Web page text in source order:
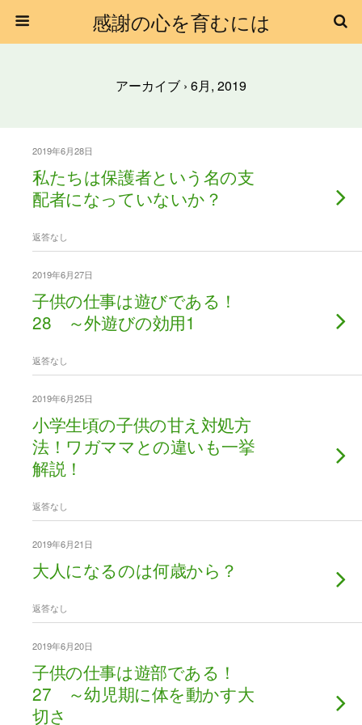
感謝の心を育むには
アーカイブ › 6月, 2019
2019年6月28日
私たちは保護者という名の支
配者になっていないか？
返答なし
2019年6月27日
子供の仕事は遊びである！
28 ～外遊びの効用1
返答なし
2019年6月25日
小学生頃の子供の甘え対処方
法！ワガママとの違いも一挙
解説！
返答なし
2019年6月21日
大人になるのは何歳から？
返答なし
2019年6月20日
子供の仕事は遊部である！
27 ～幼児期に体を動かす大
切さ